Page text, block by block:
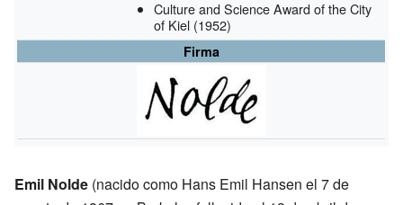
Culture and Science Award of the City
of Kiel (1952)
Firma
Emil Nolde (nacido como Hans Emil Hansen el 7 de